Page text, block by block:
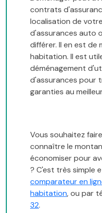
contrats
localisation de
d'assurances auto
différer. Il en est de
habitation. Il est
déménagement
d'assurances pour
garanties au
Vous souhaitez
connaître le
économiser pour
? C'est très simple
comparateur en
habitation, ou par
32.